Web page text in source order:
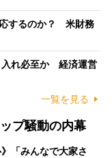
するのか？ 米財務
入れ必至か 経済運営
一覧を見る
プ騒動の内幕
「みんなで大家さ